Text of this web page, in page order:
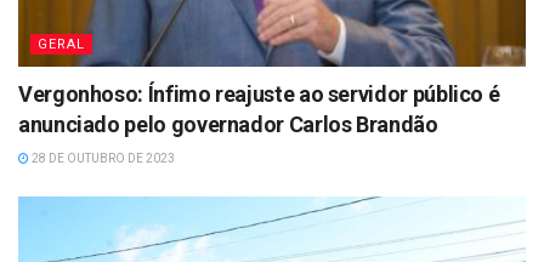
GERAL
Vergonhoso: Ínfimo reajuste ao servidor público é
anunciado pelo governador Carlos Brandão
28 DE OUTUBRO DE 2023